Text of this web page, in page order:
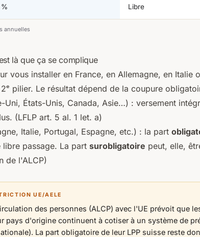
Libre
annuelles
là que ça se complique
vous installer en France, en Allemagne, en Italie
pilier. Le résultat dépend de la coupure
Uni, États-Unis, Canada, Asie…) : versement
(LFLP art. 5 al. 1 let. a)
Italie, Portugal, Espagne, etc.) : la part
libre passage. La part surobligatoire peut, elle,
de l'ALCP)
UE/AELE
des personnes (ALCP) avec l'UE prévoit que
pays d'origine continuent à cotiser à un système de
La part obligatoire de leur LPP suisse reste